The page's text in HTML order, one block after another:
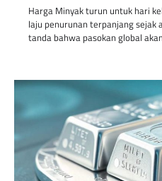
Harga Minyak turun untuk hari
laju penurunan terpanjang sejak
tanda bahwa pasokan global